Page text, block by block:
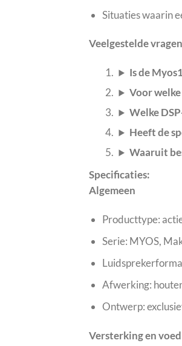
Situaties waarin
Veelgestelde
Is de
Voor
Welke
Heeft de
Waaruit
Specificaties:
Algemeen
Producttype:
Serie: MYOS,
Afwerking:
Ontwerp:
Versterking en